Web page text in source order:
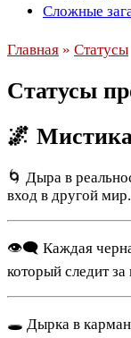
Сложные
Главная » Статусы
Статусы
🌌
🌀 Дыра в
вход в другой мир.
👁‍🗨 Каждая
который следит за
🕳️ Дырка в